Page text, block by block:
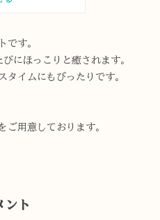
です。
にほっこりと癒されます。
イムにもぴったりです。
用意しております。
ント